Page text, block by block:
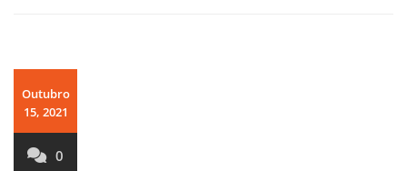
Outubro
15, 2021
0